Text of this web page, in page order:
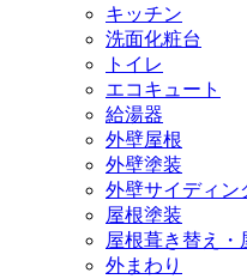
キッチン
洗面化粧台
トイレ
エコキュート
給湯器
外壁屋根
外壁塗装
外壁サイディン
屋根塗装
屋根葺き替え
外まわり